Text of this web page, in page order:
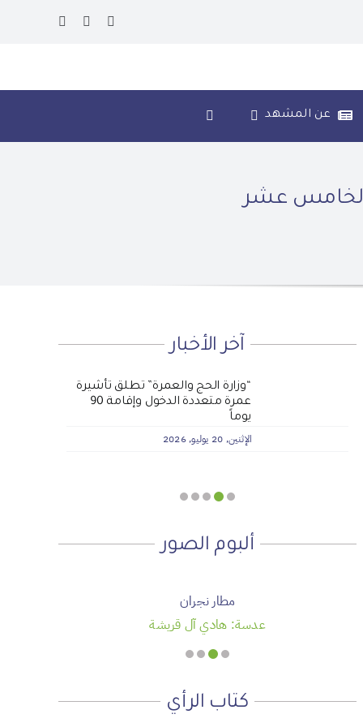
عن المشهد
الخامس عشر
آخر الأخبار
الجمعية الخيرية للخدمات
الاجتماعية بنجران تنفذ مشروعي
تأثيث المنازل وسداد الإيجارات بدعم
من منصة ديم للمنح التنموي
“وزارة الحج والعمرة” تطلق تأشيرة
عمرة متعددة الدخول وإقامة 90
يوماً
الإثنين, 20 يوليو, 2026
أجتاحني الخريف .. و أعادني الربيع
الأحد, 19 يوليو, 2026
لماذا نعمل 8 ساعات؟
الجمعة, 3 يوليو, 2026
المنطقة الآمنة
الخميس, 2 يوليو, 2026
ألبوم الصور
مطار نجران
عدسة: هادي آل قريشة
كتاب الرأي